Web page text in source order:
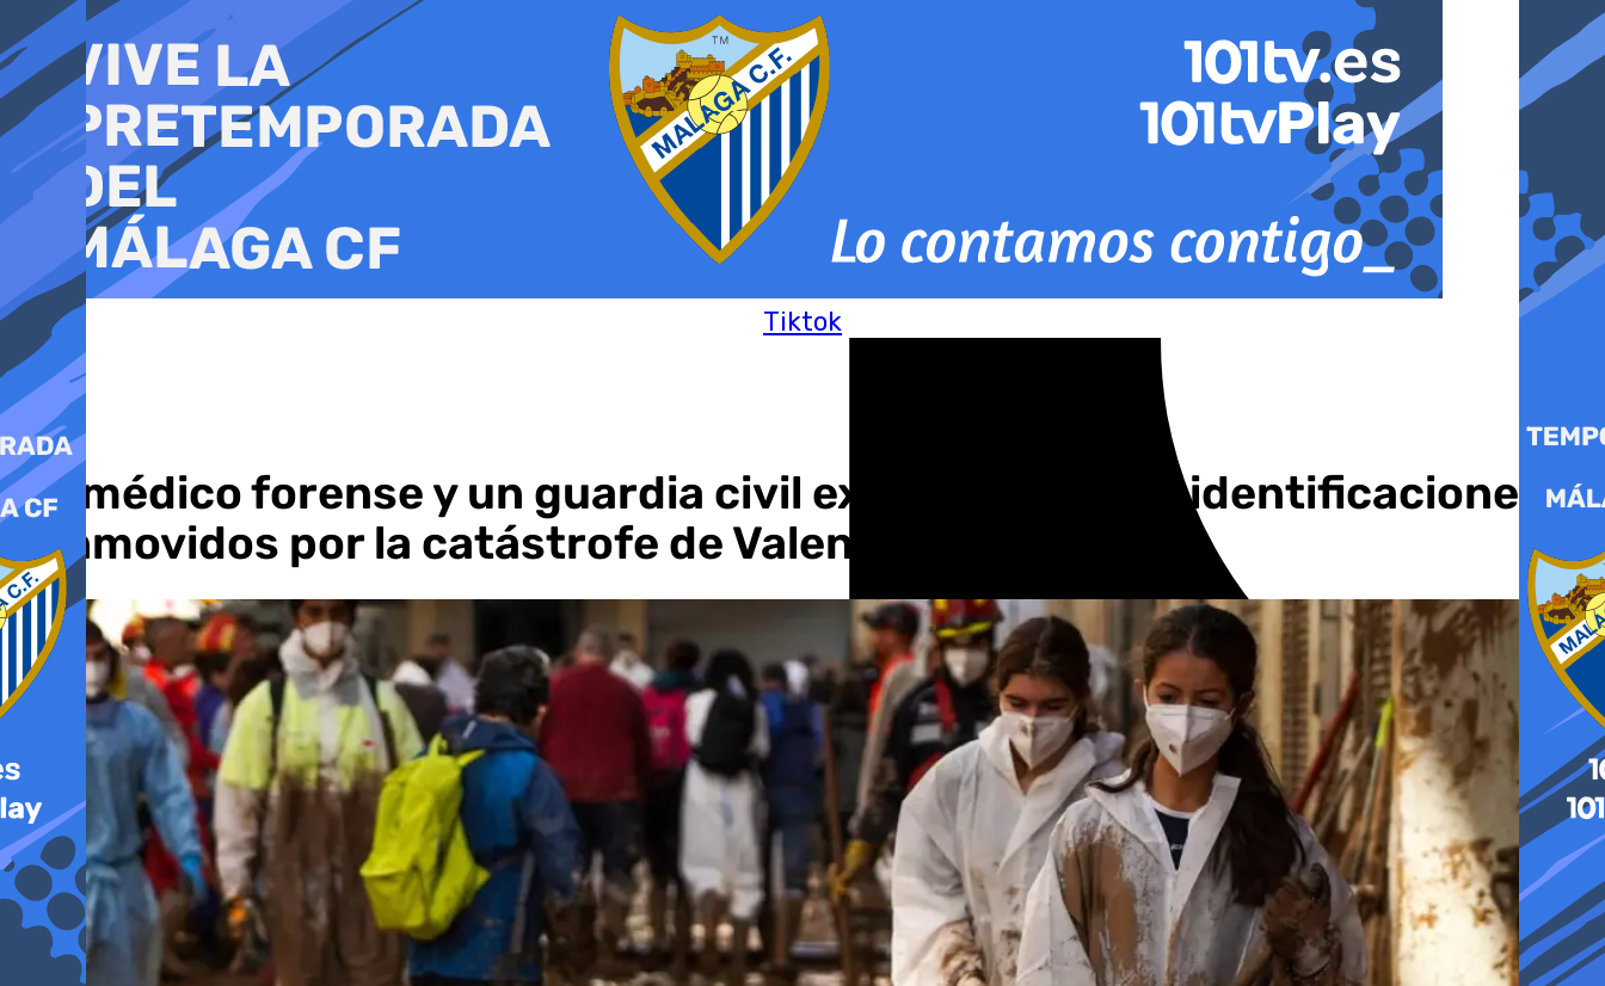
al
contenido
Tiktok
Un médico forense y un guardia civil experto en necroidentificaciones
conmovidos por la catástrofe de Valencia